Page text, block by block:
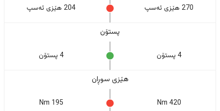
270 هێزی ئەسپ 204 هێزی ئەسپ
پستۆن
4 پستۆن 4 پستۆن
هێزی سوڕان
420 Nm
195 Nm